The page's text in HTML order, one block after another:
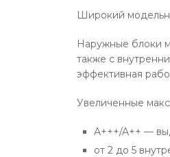
Широкий
Наружные блоки
также с
эффективная
Увеличенные
A+++/A++ —
от 2 до 5